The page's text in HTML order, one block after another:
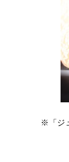
※「ジ